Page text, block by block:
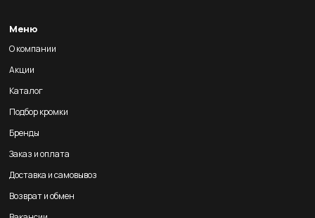
Меню
О компании
Акции
Каталог
Подбор кромки
Бренды
Заказ и оплата
Доставка и самовывоз
Возврат и обмен